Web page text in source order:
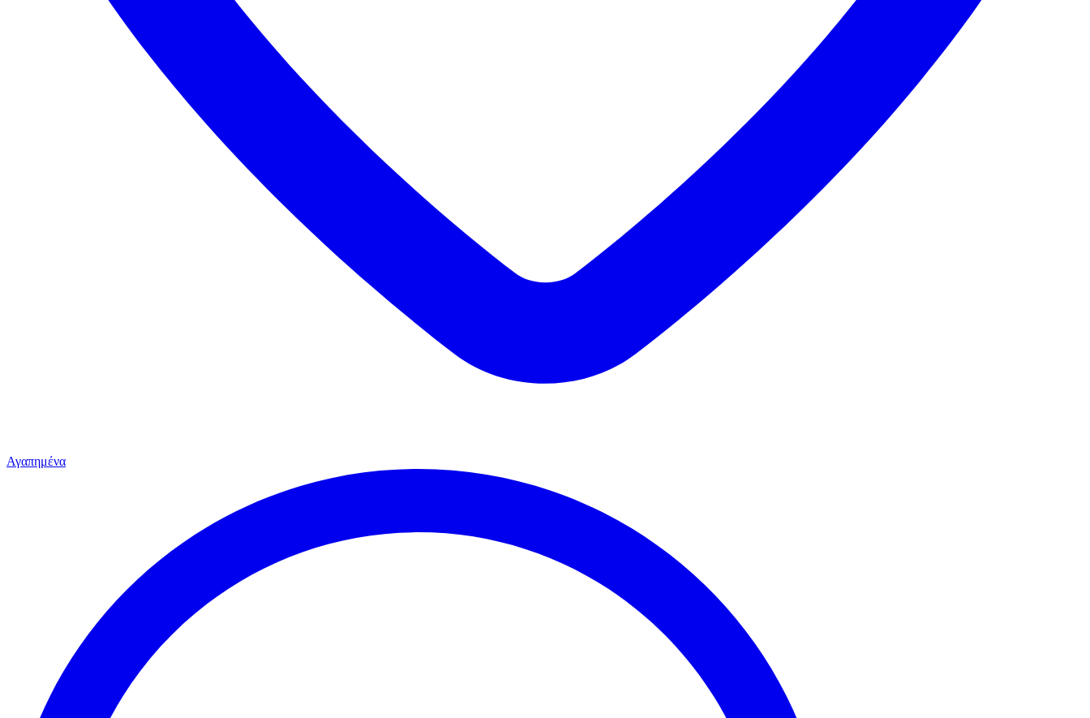
Αγαπημένα